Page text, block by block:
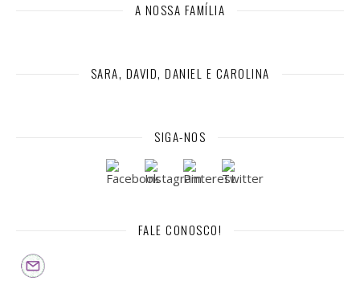
A NOSSA FAMÍLIA
SARA, DAVID, DANIEL E CAROLINA
SIGA-NOS
FALE CONOSCO!